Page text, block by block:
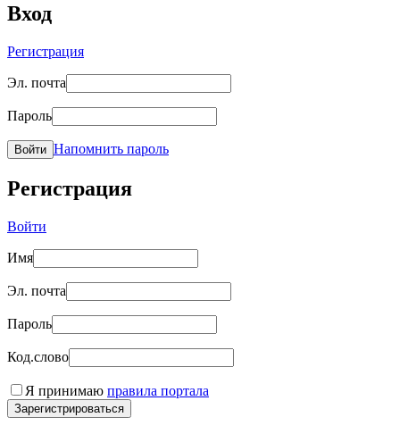
Вход
Регистрация
Эл. почта
Пароль
Войти Напомнить пароль
Регистрация
Войти
Имя
Эл. почта
Пароль
Код.слово
Я принимаю правила портала
Зарегистрироваться